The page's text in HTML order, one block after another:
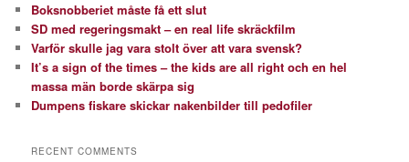
Boksnobberiet måste få ett slut
SD med regeringsmakt – en real life skräckfilm
Varför skulle jag vara stolt över att vara svensk?
It’s a sign of the times – the kids are all right och en hel
massa män borde skärpa sig
Dumpens fiskare skickar nakenbilder till pedofiler
RECENT COMMENTS